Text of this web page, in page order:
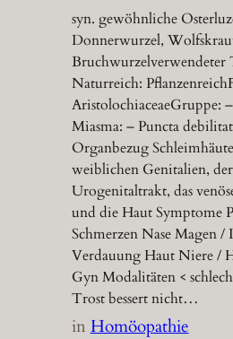
syn. gewöhnliche
Donnerwurzel,
Bruchwurzelverwendeter
Naturreich:
AristolochiaceaeGruppe:
Miasma: – Puncta
Organbezug
weiblichen Genitalien, der
Urogenitaltrakt, das
und die Haut Symptome
Schmerzen Nase Magen /
Verdauung Haut Niere /
Gyn Modalitäten <
Trost bessert nicht…
inHomöopathie